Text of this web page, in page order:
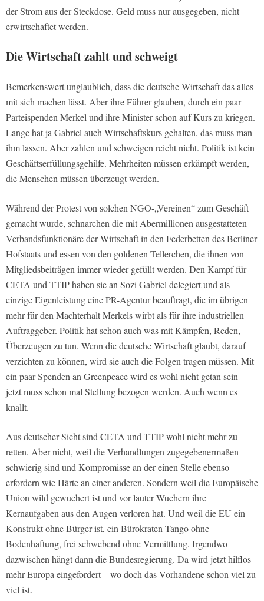
der Strom aus der Steckdose. Geld muss nur ausgegeben, nicht
erwirtschaftet werden.
Die Wirtschaft zahlt und schweigt
Bemerkenswert unglaublich, dass die deutsche Wirtschaft das alles
mit sich machen lässt. Aber ihre Führer glauben, durch ein paar
Parteispenden Merkel und ihre Minister schon auf Kurs zu kriegen.
Lange hat ja Gabriel auch Wirtschaftskurs gehalten, das muss man
ihm lassen. Aber zahlen und schweigen reicht nicht. Politik ist kein
Geschäftserfüllungsgehilfe. Mehrheiten müssen erkämpft werden,
die Menschen müssen überzeugt werden.
Während der Protest von solchen NGO-„Vereinen“ zum Geschäft
gemacht wurde, schnarchen die mit Abermillionen ausgestatteten
Verbandsfunktionäre der Wirtschaft in den Federbetten des Berliner
Hofstaats und essen von den goldenen Tellerchen, die ihnen von
Mitgliedsbeiträgen immer wieder gefüllt werden. Den Kampf für
CETA und TTIP haben sie an Sozi Gabriel delegiert und als
einzige Eigenleistung eine PR-Agentur beauftragt, die im übrigen
mehr für den Machterhalt Merkels wirbt als für ihre industriellen
Auftraggeber. Politik hat schon auch was mit Kämpfen, Reden,
Überzeugen zu tun. Wenn die deutsche Wirtschaft glaubt, darauf
verzichten zu können, wird sie auch die Folgen tragen müssen. Mit
ein paar Spenden an Greenpeace wird es wohl nicht getan sein –
jetzt muss schon mal Stellung bezogen werden. Auch wenn es
knallt.
Aus deutscher Sicht sind CETA und TTIP wohl nicht mehr zu
retten. Aber nicht, weil die Verhandlungen zugegebenermaßen
schwierig sind und Kompromisse an der einen Stelle ebenso
erfordern wie Härte an einer anderen. Sondern weil die Europäische
Union wild gewuchert ist und vor lauter Wuchern ihre
Kernaufgaben aus den Augen verloren hat. Und weil die EU ein
Konstrukt ohne Bürger ist, ein Bürokraten-Tango ohne
Bodenhaftung, frei schwebend ohne Vermittlung. Irgendwo
dazwischen hängt dann die Bundesregierung. Da wird jetzt hilflos
mehr Europa eingefordert – wo doch das Vorhandene schon viel zu
viel ist.